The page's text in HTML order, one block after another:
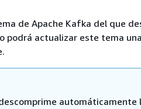
de Apache Kafka del que
podrá actualizar este tema
automáticamente